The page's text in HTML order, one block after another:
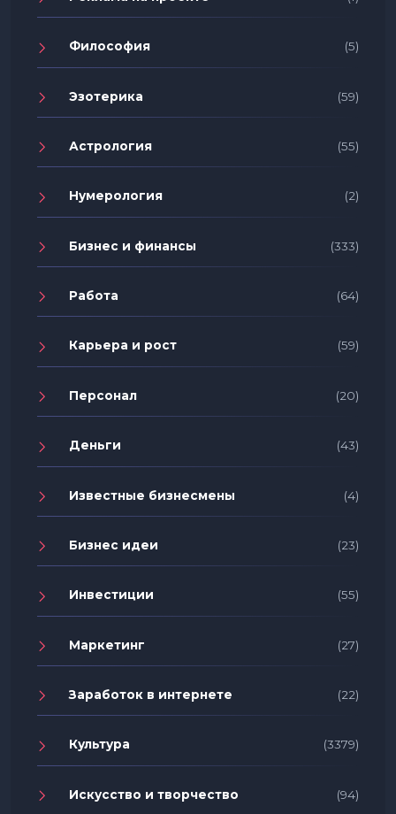
Философия (5)
Эзотерика (59)
Астрология (55)
Нумерология (2)
Бизнес и финансы (333)
Работа (64)
Карьера и рост (59)
Персонал (20)
Деньги (43)
Известные бизнесмены (4)
Бизнес идеи (23)
Инвестиции (55)
Маркетинг (27)
Заработок в интернете (22)
Культура (3379)
Искусство и творчество (94)